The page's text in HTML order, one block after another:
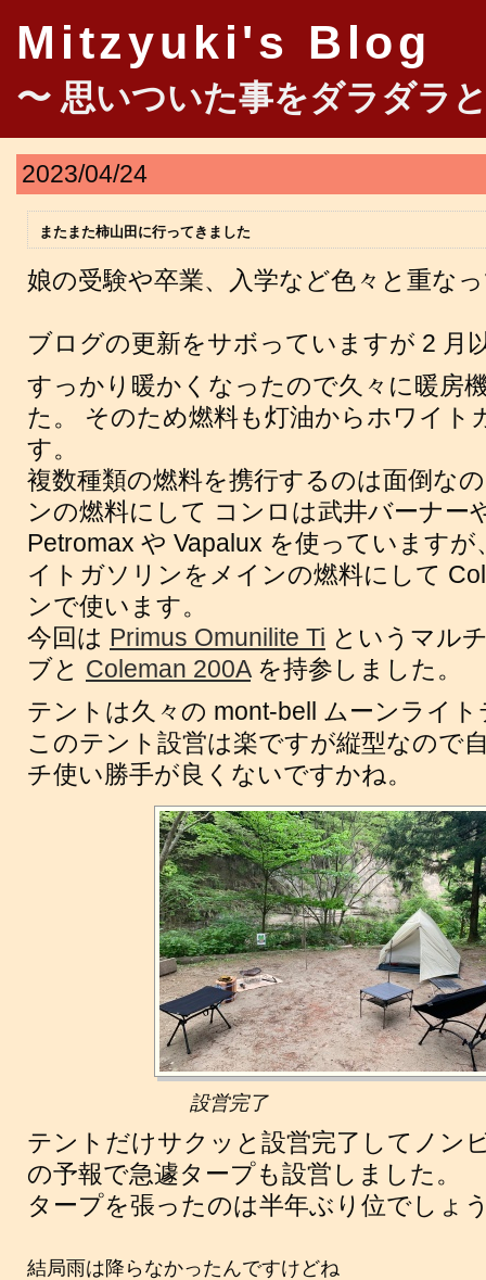
Mitzyuki's Blog
〜 思いついた事をダラダラ
2023/04/24
またまた柿山田に行ってきました
娘の受験や卒業、入学など色々と重な
ブログの更新をサボっていますが 2 月
すっかり暖かくなったので久々に暖房
た。 そのため燃料も灯油からホワイト
す。
複数種類の燃料を携行するのは面倒な
ンの燃料にして コンロは武井バーナー
Petromax や Vapalux を使っています
イトガソリンをメインの燃料にして
ンで使います。
今回は Primus Omunilite Ti というマル
ブと Coleman 200Aを持参しました。
テントは久々の mont-bell ムーンライ
このテント設営は楽ですが縦型なので
チ使い勝手が良くないですかね。
設営完了
テントだけサクッと設営完了してノン
の予報で急遽タープも設営しました。
タープを張ったのは半年ぶり位でしょ
結局雨は降らなかったんですけどね